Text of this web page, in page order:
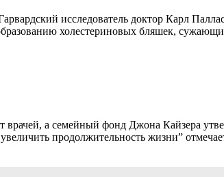
исследователь доктор Карл Паллас
холестериновых бляшек,
а семейный фонд Джона Кайзера
продолжительность жизни”